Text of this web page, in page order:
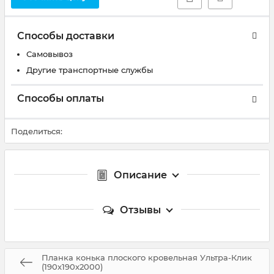
Способы доставки
Самовывоз
Другие транспортные службы
Способы оплаты
Поделиться:
Описание
Отзывы
Планка конька плоского кровельная Ультра-Клик
(190х190х2000)